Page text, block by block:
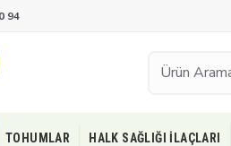
94
TOHUMLAR HALK SAĞLIĞI İLAÇLARI